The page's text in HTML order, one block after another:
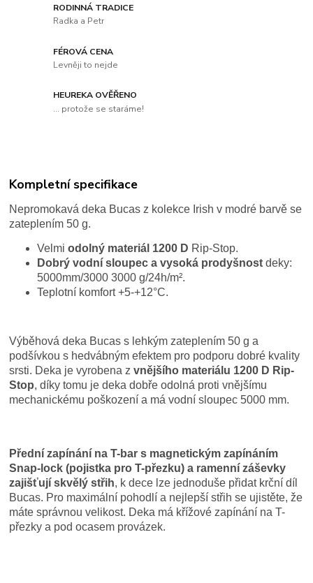
RODINNÁ TRADICE
Radka a Petr
FÉROVÁ CENA
Levněji to nejde
HEUREKA OVĚŘENO
... protože se staráme!
Kompletní specifikace
Nepromokavá deka Bucas z kolekce Irish v modré barvě se
zateplením 50 g.
Velmiodolný materiál 1200 D Rip-Stop.
Dobrý vodní sloupec a vysoká prodyšnost deky:
5000mm/3000 3000 g/24h/m².
Teplotní komfort +5-+12°C.
Výběhová deka Bucas s lehkým zateplením 50 g a
podšívkou s hedvábným efektem pro podporu dobré kvality
srsti. Deka je vyrobena zvnějšího materiálu 1200 D Rip-
Stop, díky tomu je deka dobře odolná proti vnějšímu
mechanickému poškození a má vodní sloupec 5000 mm.
Přední zapínání na T-bar s magnetickým zapínáním
Snap-lock (pojistka pro T-přezku) a ramenní záševky
zajišťují skvělý střih, k dece lze jednoduše přidat krční díl
Bucas. Pro maximální pohodlí a nejlepší střih se ujistěte, že
máte správnou velikost. Deka má křížové zapínání na T-
přezky a pod ocasem provázek.